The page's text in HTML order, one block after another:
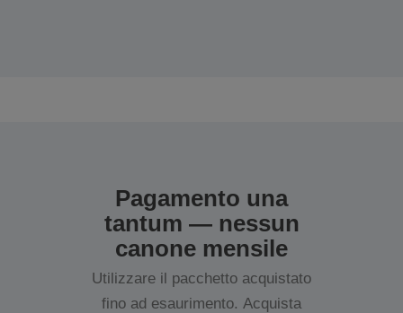
Pagamento una
tantum — nessun
canone mensile
Utilizzare il pacchetto acquistato
fino ad esaurimento. Acquista